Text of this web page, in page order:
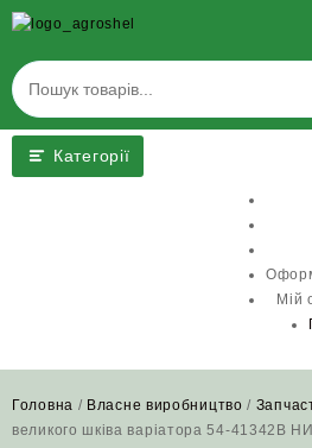
Skip
to
content
Категорії
Мій
Головна / Власне виробництво /
великого шківа варіатора 54-41342В